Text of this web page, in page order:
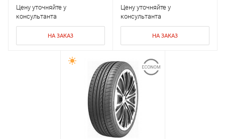
Цену уточняйте у
консультанта
НА ЗАКАЗ
Цену уточняйте у
консультанта
НА ЗАКАЗ